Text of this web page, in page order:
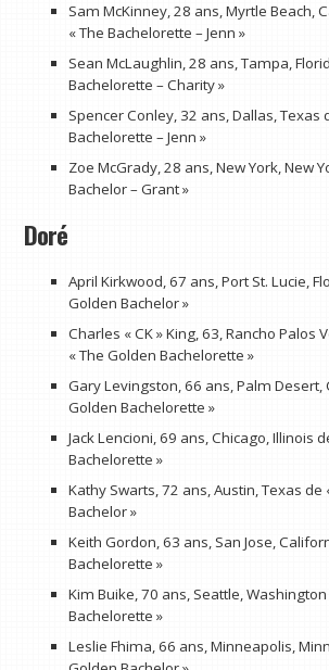
Sam McKinney, 28 ans, Myrtle Beach,
« The Bachelorette – Jenn »
Sean McLaughlin, 28 ans, Tampa,
Bachelorette – Charity »
Spencer Conley, 32 ans, Dallas, Texas
Bachelorette – Jenn »
Zoe McGrady, 28 ans, New York, New
Bachelor – Grant »
Doré
April Kirkwood, 67 ans, Port St. Lucie,
Golden Bachelor »
Charles « CK » King, 63, Rancho Palos
« The Golden Bachelorette »
Gary Levingston, 66 ans, Palm Desert,
Golden Bachelorette »
Jack Lencioni, 69 ans, Chicago, Illinois
Bachelorette »
Kathy Swarts, 72 ans, Austin, Texas de
Bachelor »
Keith Gordon, 63 ans, San Jose,
Bachelorette »
Kim Buike, 70 ans, Seattle,
Bachelorette »
Leslie Fhima, 66 ans, Minneapolis,